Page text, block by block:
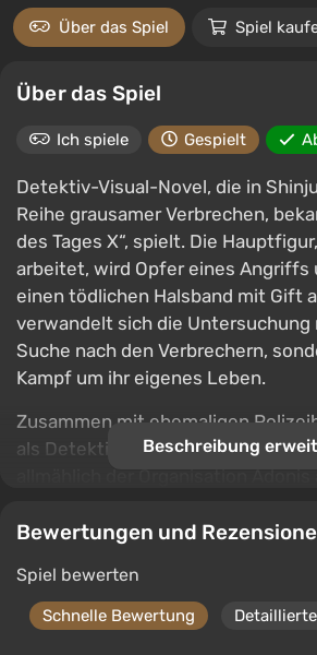
Über das Spiel Spiel
Über das Spiel
Ich spiele Gespielt
Detektiv-Visual-Novel, die in
Reihe grausamer Verbrechen,
des Tages X“, spielt. Die
arbeitet, wird Opfer eines Angriffs
einen tödlichen Halsband mit Gift
verwandelt sich die Untersuchung
Suche nach den Verbrechern,
Kampf um ihr eigenes Leben.
Zusammen mit ehemaligen
als Detektivagentur tarnen,
Verschwörung. Die Geschichte
Handlungsstränge mit mehreren
denen jeder seine eigenen
Beschreibung
Bewertungen und
Spiel bewerten
Schnelle Bewertung